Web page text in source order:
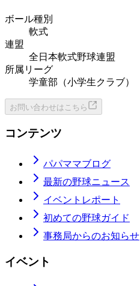
ボール種別
軟式
連盟
全日本軟式野球連盟
所属リーグ
学童部（小学生クラブ）
お問い合わせはこちら
コンテンツ
パパママブログ
最新の野球ニュース
イベントレポート
初めての野球ガイド
事務局からのお知らせ
イベント